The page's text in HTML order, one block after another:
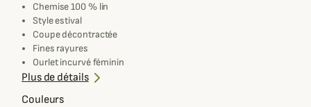
Chemise 100 % lin
Style estival
Coupe décontractée
Fines rayures
Ourlet incurvé féminin
Détails soignés
Plus de détails
Couleurs